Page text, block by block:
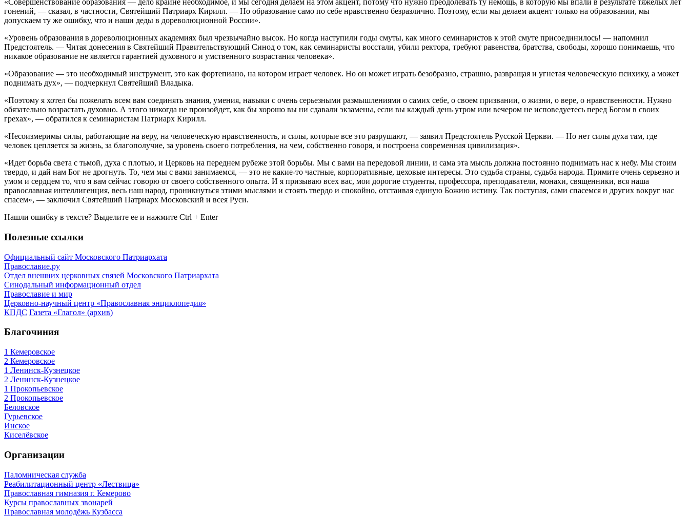
«Совершенствование образования — дело крайне необходимое, и мы сегодня делаем на этом акцент, потому что нужно преодолевать ту немощь, в которую мы впали в результате тяжелых лет
гонений, — сказал, в частности, Святейший Патриарх Кирилл. — Но образование само по себе нравственно безразлично. Поэтому, если мы делаем акцент только на образовании, мы
допускаем ту же ошибку, что и наши деды в дореволюционной России».
«Уровень образования в дореволюционных академиях был чрезвычайно высок. Но когда наступили годы смуты, как много семинаристов к этой смуте присоединилось! — напомнил
Предстоятель. — Читая донесения в Святейший Правительствующий Синод о том, как семинаристы восстали, убили ректора, требуют равенства, братства, свободы, хорошо понимаешь, что
никакое образование не является гарантией духовного и умственного возрастания человека».
«Образование — это необходимый инструмент, это как фортепиано, на котором играет человек. Но он может играть безобразно, страшно, развращая и угнетая человеческую психику, а может
поднимать дух», — подчеркнул Святейший Владыка.
«Поэтому я хотел бы пожелать всем вам соединять знания, умения, навыки с очень серьезными размышлениями о самих себе, о своем призвании, о жизни, о вере, о нравственности. Нужно
обязательно возрастать духовно. А этого никогда не произойдет, как бы хорошо вы ни сдавали экзамены, если вы каждый день утром или вечером не исповедуетесь перед Богом в своих
грехах», — обратился к семинаристам Патриарх Кирилл.
«Несоизмеримы силы, работающие на веру, на человеческую нравственность, и силы, которые все это разрушают, — заявил Предстоятель Русской Церкви. — Но нет силы духа там, где
человек цепляется за жизнь, за благополучие, за уровень своего потребления, на чем, собственно говоря, и построена современная цивилизация».
«Идет борьба света с тьмой, духа с плотью, и Церковь на переднем рубеже этой борьбы. Мы с вами на передовой линии, и сама эта мысль должна постоянно поднимать нас к небу. Мы стоим
твердо, и дай нам Бог не дрогнуть. То, чем мы с вами занимаемся, — это не какие-то частные, корпоративные, цеховые интересы. Это судьба страны, судьба народа. Примите очень серьезно и
умом и сердцем то, что я вам сейчас говорю от своего собственного опыта. И я призываю всех вас, мои дорогие студенты, профессора, преподаватели, монахи, священники, вся наша
православная интеллигенция, весь наш народ, проникнуться этими мыслями и стоять твердо и спокойно, отстаивая единую Божию истину. Так поступая, сами спасемся и других вокруг нас
спасем», — заключил Святейший Патриарх Московский и всея Руси.
Нашли ошибку в тексте? Выделите ее и нажмите Ctrl + Enter
Полезные ссылки
Официальный сайт Московского Патриархата
Православие.ру
Отдел внешних церковных связей Московского Патриархата
Синодальный информационный отдел
Православие и мир
Церковно-научный центр «Православная энциклопедия»
КПДС Газета «Глагол» (архив)
Благочиния
1 Кемеровское
2 Кемеровское
1 Ленинск-Кузнецкое
2 Ленинск-Кузнецкое
1 Прокопьевское
2 Прокопьевское
Беловское
Гурьевское
Инское
Киселёвское
Организации
Паломническая служба
Реабилитационный центр «Лествица»
Православная гимназия г. Кемерово
Курсы православных звонарей
Православная молодёжь Кузбасса